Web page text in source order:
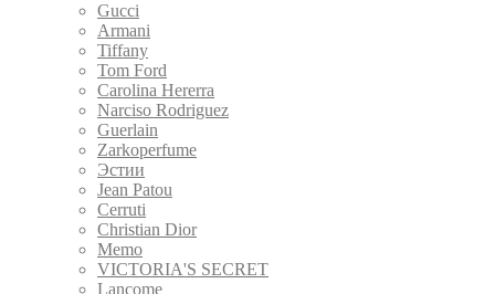
Gucci
Armani
Tiffany
Tom Ford
Carolina Hererra
Narciso Rodriguez
Guerlain
Zarkoperfume
Эстии
Jean Patou
Cerruti
Christian Dior
Memo
VICTORIA'S SECRET
Lancome